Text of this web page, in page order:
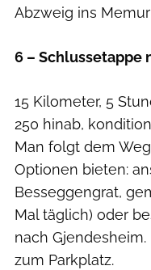
Abzweig ins
6 – Schlussetappe
15 Kilometer, 5
250 hinab,
Man folgt dem
Optionen bieten:
Besseggengrat,
Mal täglich) oder
nach
zum Parkplatz.